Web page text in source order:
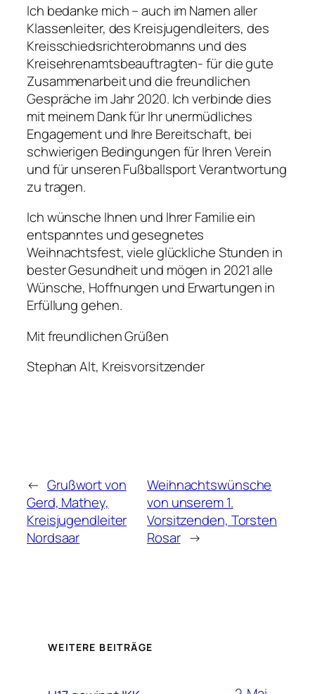
Ich bedanke mich – auch im Namen aller
Klassenleiter, des Kreisjugendleiters, des
Kreisschiedsrichterobmanns und des
Kreisehrenamtsbeauftragten- für die gute
Zusammenarbeit und die freundlichen
Gespräche im Jahr 2020. Ich verbinde dies
mit meinem Dank für Ihr unermüdliches
Engagement und Ihre Bereitschaft, bei
schwierigen Bedingungen für Ihren Verein
und für unseren Fußballsport Verantwortung
zu tragen.
Ich wünsche Ihnen und Ihrer Familie ein
entspanntes und gesegnetes
Weihnachtsfest, viele glückliche Stunden in
bester Gesundheit und mögen in 2021 alle
Wünsche, Hoffnungen und Erwartungen in
Erfüllung gehen.
Mit freundlichen Grüßen
Stephan Alt, Kreisvorsitzender
← Grußwort von
Gerd, Mathey,
Kreisjugendleiter
Nordsaar
Weihnachtswünsche
von unserem 1.
Vorsitzenden, Torsten
Rosar →
WEITERE BEITRÄGE